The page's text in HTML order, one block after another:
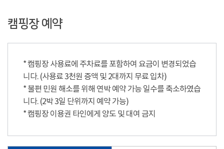
캠핑장 예약
* 캠핑장 사용료에 주차료를 포함하여 요금이 변경되었습
니다. (사용료 3천원 증액 및 2대까지 무료 입차)
* 불편 민원 해소를 위해 연박 예약 가능 일수를 축소하였습
니다. (2박 3일 단위까지 예약 가능)
* 캠핑장 이용권 타인에게 양도 및 대여 금지